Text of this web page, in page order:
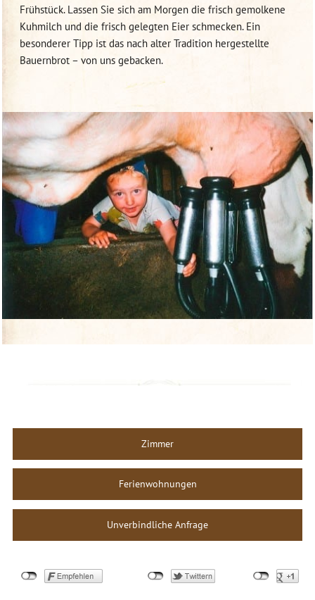
Frühstück. Lassen Sie sich am Morgen die frisch gemolkene
Kuhmilch und die frisch gelegten Eier schmecken. Ein
besonderer Tipp ist das nach alter Tradition hergestellte
Bauernbrot – von uns gebacken.
Zimmer
Ferienwohnungen
Unverbindliche Anfrage